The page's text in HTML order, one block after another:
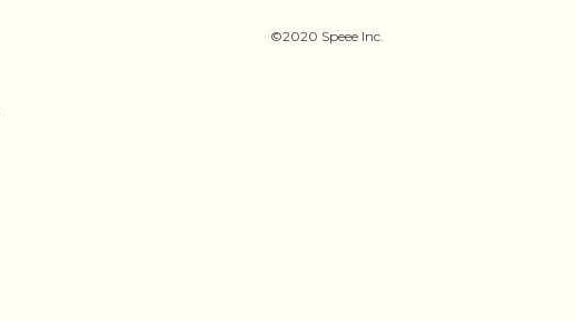
©2020 Speee Inc.